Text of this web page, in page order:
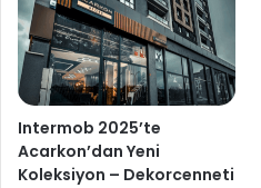
Intermob 2025’te
Acarkon’dan Yeni
Koleksiyon – Dekorcenneti